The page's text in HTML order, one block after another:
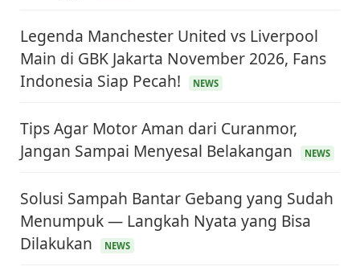
Legenda Manchester United vs Liverpool
Main di GBK Jakarta November 2026, Fans
Indonesia Siap Pecah!
NEWS
Tips Agar Motor Aman dari Curanmor,
Jangan Sampai Menyesal Belakangan
NEWS
Solusi Sampah Bantar Gebang yang Sudah
Menumpuk — Langkah Nyata yang Bisa
Dilakukan
NEWS